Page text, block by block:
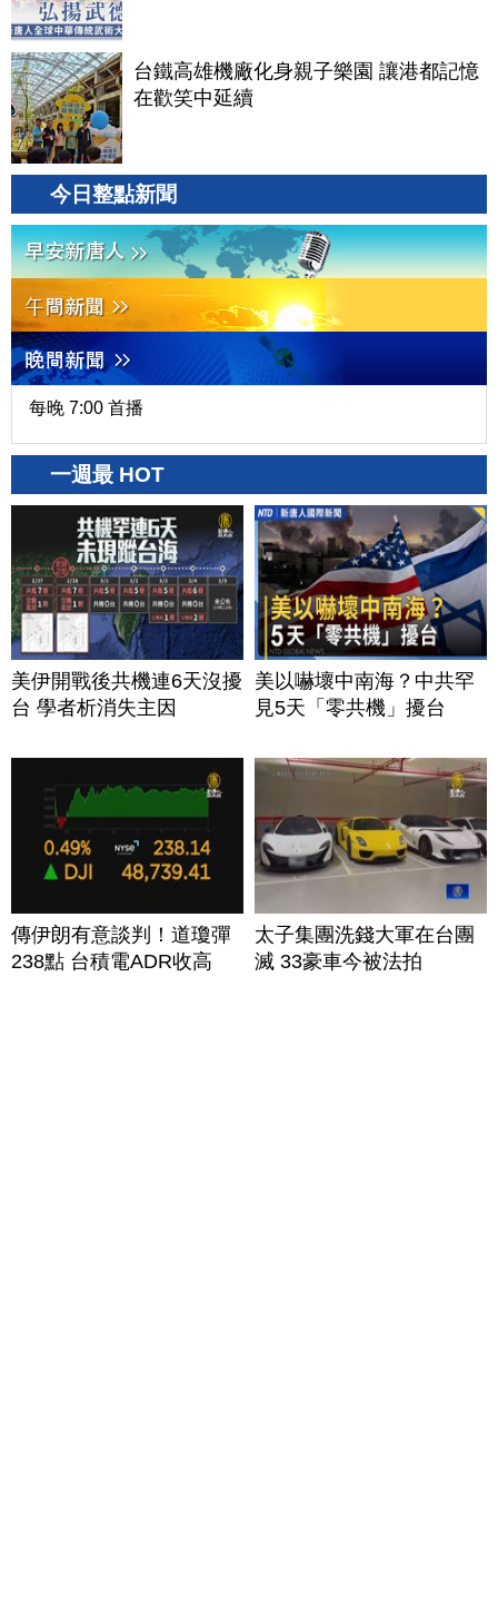
台鐵高雄機廠化身親子樂園 讓港都記憶
在歡笑中延續
今日整點新聞
每晚 7:00 首播
一週最 HOT
美伊開戰後共機連6天沒擾
台 學者析消失主因
美以嚇壞中南海？中共罕
見5天「零共機」擾台
傳伊朗有意談判！道瓊彈
238點 台積電ADR收高
太子集團洗錢大軍在台團
滅 33豪車今被法拍